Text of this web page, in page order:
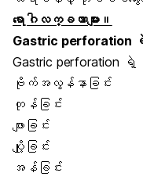
ရောဂါလက္ခဏာများ။
Gastric perforation
Gastric perforation ရဲ့
ဗိုက်အလွန်နာခြင်း
တုန်ခြင်း
ဖျားခြင်း
ပျို့ခြင်း
အန်ခြင်း